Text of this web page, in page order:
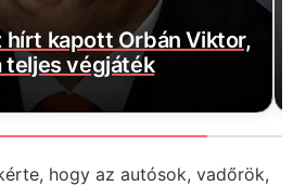
Napjai
az eddigi
hogy az autósok, vadőrök,